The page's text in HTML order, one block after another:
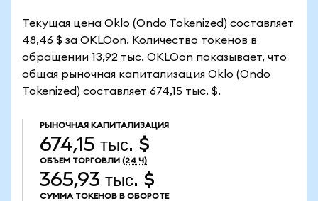
Текущая цена Oklo (Ondo Tokenized) составляет
48,46 $ за OKLOon. Количество токенов в
обращении 13,92 тыс. OKLOon показывает, что
общая рыночная капитализация Oklo (Ondo
Tokenized) составляет 674,15 тыс. $.
РЫНОЧНАЯ КАПИТАЛИЗАЦИЯ
674,15 тыс. $
ОБЪЕМ ТОРГОВЛИ (24 Ч)
365,93 тыс. $
СУММА ТОКЕНОВ В ОБОРОТЕ